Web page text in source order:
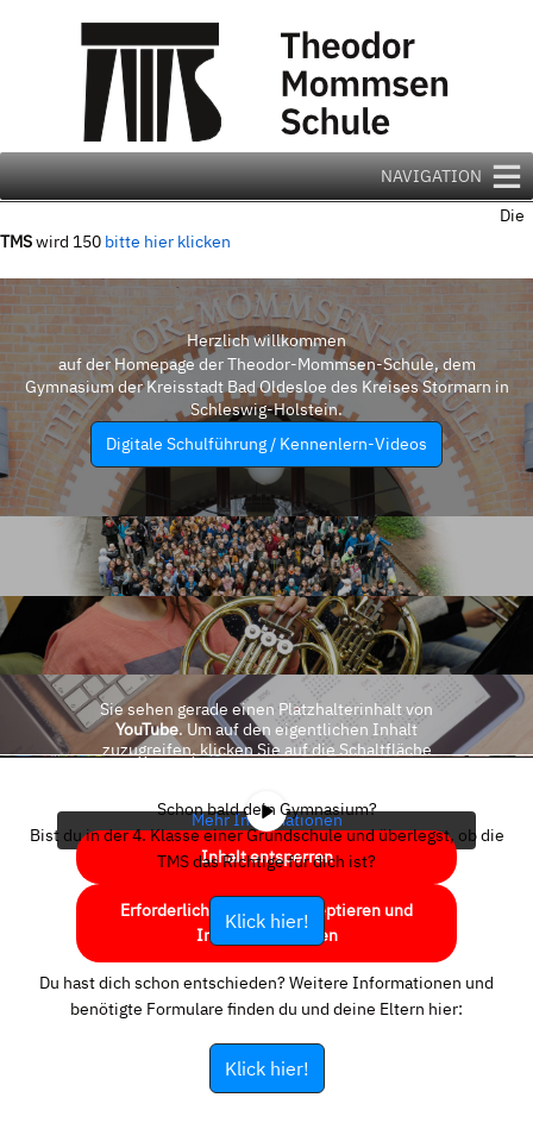
NAVIGATION
Die
TMSwird 150 bitte hier klicken
Herzlich willkommen
auf der Homepage der Theodor-Mommsen-Schule, dem
Gymnasium der Kreisstadt Bad Oldesloe des Kreises Stormarn in
Schleswig-Holstein.
Digitale Schulführung / Kennenlern-Videos
Sie sehen gerade einen Platzhalterinhalt von
YouTube. Um auf den eigentlichen Inhalt
zuzugreifen, klicken Sie auf die Schaltfläche
Mehr Informationen
Inhalt entsperren
Erforderlichen Service akzeptieren und
Inhalte entsperren
Schon bald dein Gymnasium?
Bist du in der 4. Klasse einer Grundschule und überlegst, ob die
TMS das Richtige für dich ist?
Klick hier!
Du hast dich schon entschieden? Weitere Informationen und
benötigte Formulare finden du und deine Eltern hier:
Klick hier!